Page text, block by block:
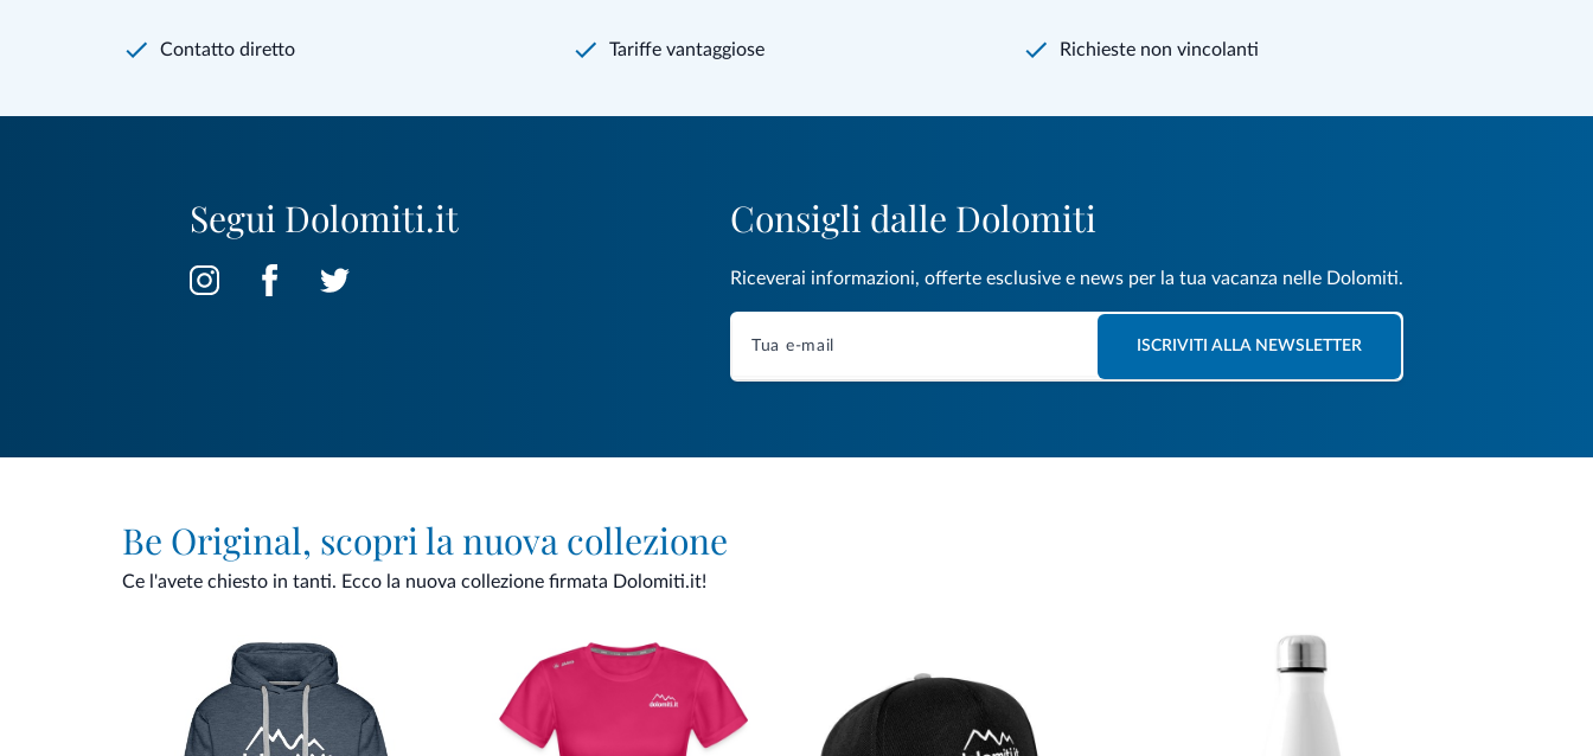
Contatto diretto Tariffe vantaggiose Richieste non vincolanti
Segui Dolomiti.it Consigli dalle Dolomiti
Riceverai informazioni, offerte esclusive e news per la tua vacanza nelle Dolomiti.
ISCRIVITI ALLA NEWSLETTER
Be Original, scopri la nuova collezione
Ce l'avete chiesto in tanti. Ecco la nuova collezione firmata Dolomiti.it!